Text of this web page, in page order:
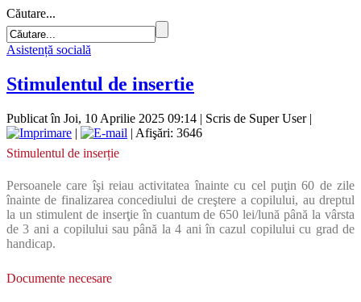
Căutare...
Asistență socială
Stimulentul de insertie
Publicat în Joi, 10 Aprilie 2025 09:14 | Scris de Super User|
|
| Afişări: 3646
Stimulentul de inserție
Persoanele care îşi reiau activitatea înainte cu cel puţin 60 de zile
înainte de finalizarea concediului de creştere a copilului, au dreptul
la un stimulent de inserţie în cuantum de 650 lei/lună până la vârsta
de 3 ani a copilului sau până la 4 ani în cazul copilului cu grad de
handicap.
Documente necesare